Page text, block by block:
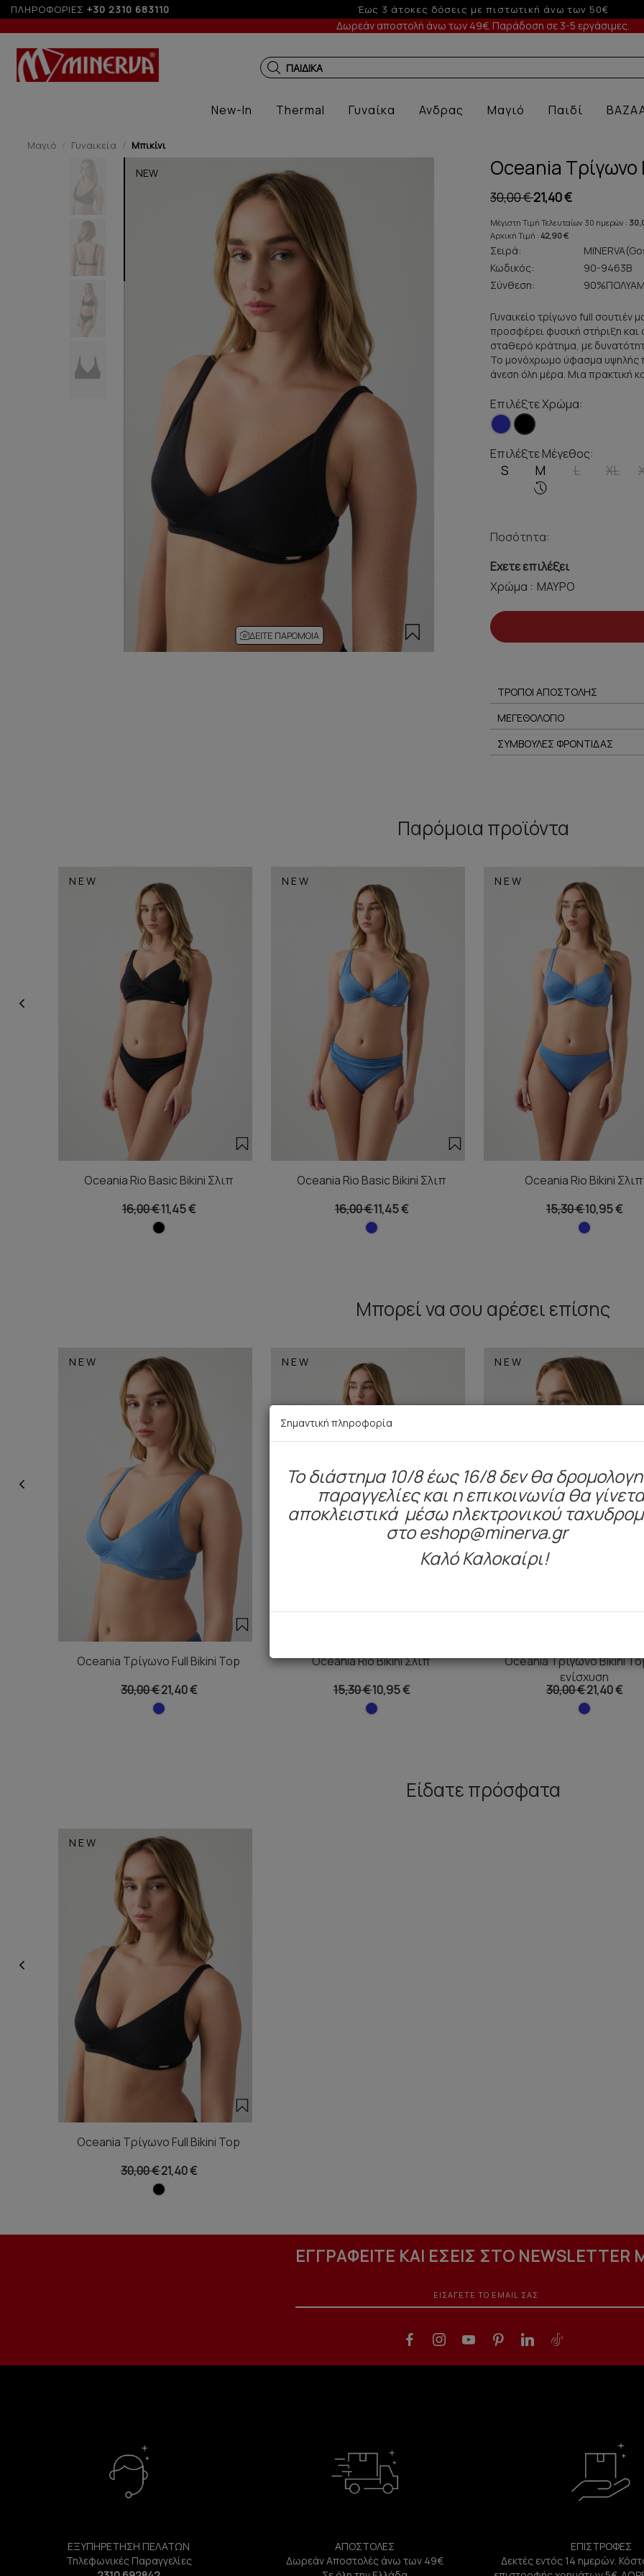
ΠΛΗΡΟΦΟΡΙΕΣ +30 2310 683110 -5% σε παραγγελίες άνω των 200€ σε περίοδο εκπτώσεων
Δωρεάν αποστολή άνω των 49€. Παράδοση σε 3-5 εργάσιμες.
ΠΑΙΔΙΚΑ ΕΣΩΡΟΥΧΑ ΜΕ
New-In Thermal Γυναίκα Ανδρας Μαγιό Παιδί
Μαγιό Γυναικεία Μπικίνι
NEW
ΔΕΊΤΕ ΠΑΡΌΜΟΙΑ
Oceania Τρίγωνο
30,00 €21,40 €
Μέγιστη Τιμή Τελευταίων 30 ημερών :
Αρχική Τιμή : 42,90 €
Σειρά:
Κωδικός:
90-9463B
Σύνθεση:
Γυναικείο τρίγωνο full
προσφέρει φυσική στήριξη
σταθερό κράτημα, με
Το μονόχρωμο ύφασμα υψηλής
άνεση όλη μέρα. Μια πρακτική
Επιλέξτε Χρώμα:
Επιλέξτε Μέγεθος:
S M L XL
Ποσότητα:
Εχετε επιλέξει
Χρώμα :
ΤΡΟΠΟΙ ΑΠΟΣΤΟΛΗΣ
ΜΕΓΕΘΟΛΟΓΙΟ
ΣΥΜΒΟΥΛΕΣ ΦΡΟΝΤΙΔΑΣ
Παρόμοια προϊόντα
NEW
Oceania Rio Basic Bikini Σλιπ
16,00 €11,45 €
NEW
Oceania Rio Basic Bikini Σλιπ
16,00 €11,45 €
NEW
Oceania Rio Bikini Σλιπ
15,30 €10,95 €
Μπορεί να σου αρέσει επίσης
NEW
Oceania Τρίγωνο Full Bikini Top
30,00 €21,40 €
NEW
Oceania Rio Bikini Σλιπ
15,30 €10,95 €
NEW
Oceania Τρίγωνο Bikini
ενίσχυση
30,00 €21,40 €
Είδατε πρόσφατα
NEW
Oceania Τρίγωνο Full Bikini Top
30,00 €21,40 €
ΕΓΓΡΑΦΕΙΤΕ ΚΑΙ ΕΣΕΙΣ ΣΤΟ NEWSLETTER
ΕΞΥΠΗΡΕΤΗΣΗ ΠΕΛΑΤΩΝ
Τηλεφωνικές Παραγγελίες
ΑΠΟΣΤΟΛΕΣ
Δωρεάν Αποστολές άνω των 49€
ΕΠΙΣΤΡΟΦΕΣ
Δεκτές εντός 14 ημερών.
Σημαντική πληροφορία
To διάστημα 10/8 έως 16/8 δεν θα
παραγγελίες και η επικοινωνία θα
αποκλειστικά μέσω ηλεκτρονικού
στο eshop@minerva.gr
Καλό Καλοκαίρι!